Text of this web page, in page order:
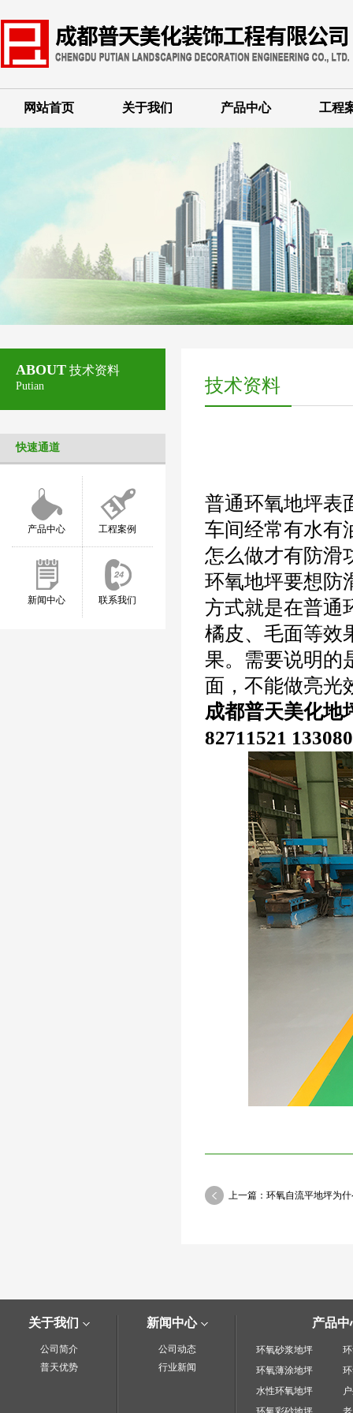
网站首页 关于我们 产品中心 工程
ABOUT 技术资料
Putian
快速通道
产品中心 工程案例
新闻中心 联系我们
技术资料
普通环氧地坪表
车间经常有水有
怎么做才有防滑
环氧地坪要想防
方式就是在普通
橘皮、毛面等效
果。需要说明的
面，不能做亮光
成都普天美化地
82711521
上一篇：环氧自流平地坪为
关于我们
公司简介
普天优势
新闻中心
公司动态
行业新闻
产品
环氧砂浆地坪
环氧薄涂地坪
水性环氧地坪